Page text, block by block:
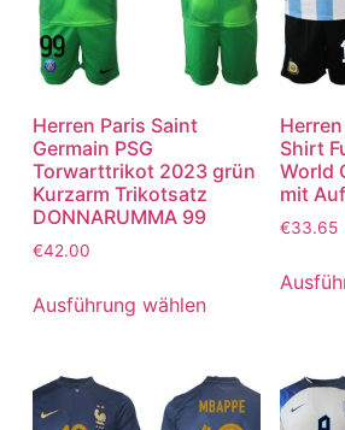
Herren Paris Saint
Germain PSG
Torwarttrikot 2023 grün
Kurzarm Trikotsatz
DONNARUMMA 99
€42.00
Ausführung wählen
Shirt
World
mit
€33.65